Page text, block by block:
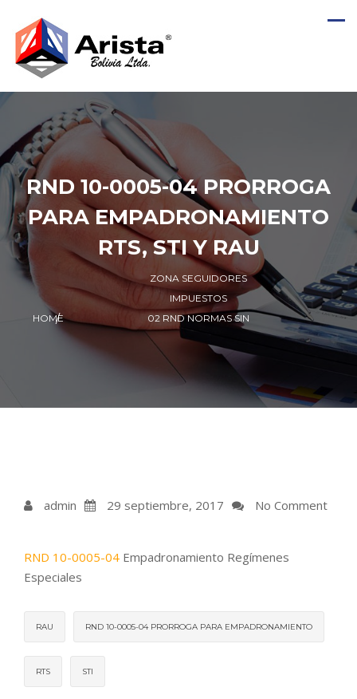
RND 10-0005-04 PRORROGA
PARA EMPADRONAMIENTO
RTS, STI Y RAU
HOME
ZONA SEGUIDORES
IMPUESTOS
02 RND NORMAS SIN
admin 29 septiembre, 2017 No Comment
RND 10-0005-04 Empadronamiento Regímenes
Especiales
RAU RND 10-0005-04 PRORROGA PARA EMPADRONAMIENTO
RTS STI